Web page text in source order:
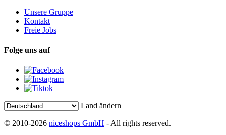
Unsere Gruppe
Kontakt
Freie Jobs
Folge uns auf
Land ändern
© 2010-2026 niceshops GmbH - All rights reserved.